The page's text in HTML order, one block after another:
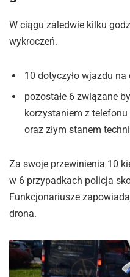
W ciągu zaledwie kilku
wykroczeń.
10 dotyczyło wjazdu
pozostałe 6 związane
korzystaniem z
oraz złym stanem
Za swoje przewinienia 10
w 6 przypadkach policja
Funkcjonariusze
drona.